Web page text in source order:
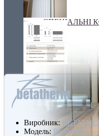
СПЕЦІАЛЬНІ
Виробник:
Модель: PS Double